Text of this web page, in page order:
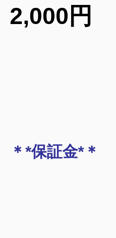
2,000円
＊*保証金*＊